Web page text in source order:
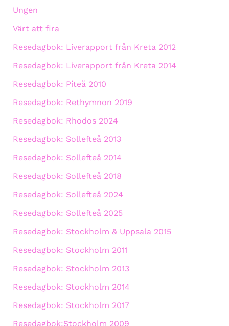
Ungen
Värt att fira
Resedagbok: Liverapport från Kreta 2012
Resedagbok: Liverapport från Kreta 2014
Resedagbok: Piteå 2010
Resedagbok: Rethymnon 2019
Resedagbok: Rhodos 2024
Resedagbok: Sollefteå 2013
Resedagbok: Sollefteå 2014
Resedagbok: Sollefteå 2018
Resedagbok: Sollefteå 2024
Resedagbok: Sollefteå 2025
Resedagbok: Stockholm & Uppsala 2015
Resedagbok: Stockholm 2011
Resedagbok: Stockholm 2013
Resedagbok: Stockholm 2014
Resedagbok: Stockholm 2017
Resedagbok:Stockholm 2009